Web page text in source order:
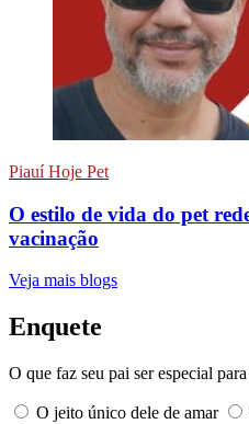
Piauí Hoje Pet
O estilo de vida do pet
vacinação
Veja mais blogs
Enquete
O que faz seu pai ser especial
O jeito único dele de amar